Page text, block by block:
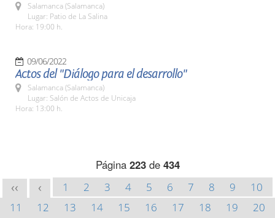
Salamanca (Salamanca)
Lugar: Patio de La Salina
Hora: 19:00 h.
09/06/2022
Actos del "Diálogo para el desarrollo"
Salamanca (Salamanca)
Lugar: Salón de Actos de Unicaja
Hora: 13:00 h.
Página 223de 434
<< < 1 2 3 4 5 6 7 8 9
10
11
12 13 14 15 16 17 18 19
20